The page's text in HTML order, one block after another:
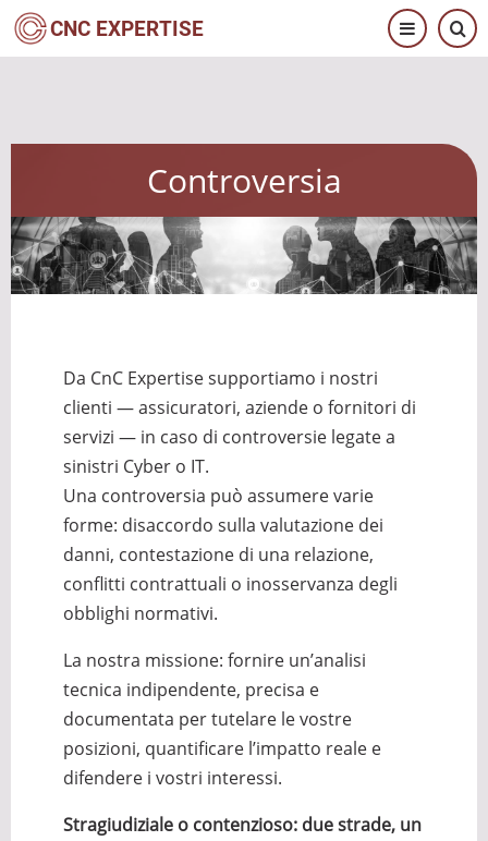
Salta
CNC EXPERTISE
Controversia
Da CnC Expertise supportiamo i nostri
clienti — assicuratori, aziende o fornitori di
servizi — in caso di controversie legate a
sinistri Cyber o IT.
Una controversia può assumere varie
forme: disaccordo sulla valutazione dei
danni, contestazione di una relazione,
conflitti contrattuali o inosservanza degli
obblighi normativi.
La nostra missione: fornire un’analisi
tecnica indipendente, precisa e
documentata per tutelare le vostre
posizioni, quantificare l’impatto reale e
difendere i vostri interessi.
Stragiudiziale o contenzioso: due strade, un